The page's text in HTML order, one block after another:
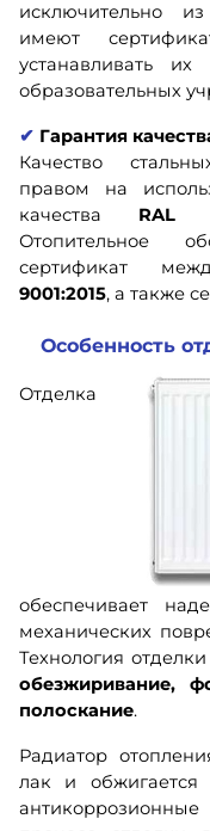
исключительно
имеют
устанавливать
образовательных
✔ Гарантия
Качество
правом на
качества RAL
Отопительное
сертификат
9001:2015, а также
Особенность
Отделка
обеспечивает
механических
Технология
обезжиривание,
полоскание.
Радиатор
лак и